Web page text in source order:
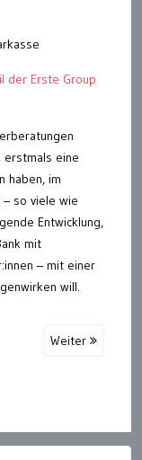
der Erste Group
erstmals eine
haben, im
– so viele wie
Entwicklung,
mit
– mit einer
will.
Weiter